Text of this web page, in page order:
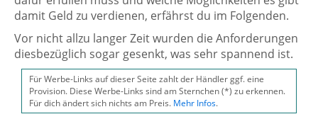
damit Geld zu verdienen, erfährst du im Folgenden.
Vor nicht allzu langer Zeit wurden die Anforderungen
diesbezüglich sogar gesenkt, was sehr spannend ist.
Für Werbe-Links auf dieser Seite zahlt der Händler ggf. eine
Provision. Diese Werbe-Links sind am Sternchen (*) zu erkennen.
Für dich ändert sich nichts am Preis. Mehr Infos.